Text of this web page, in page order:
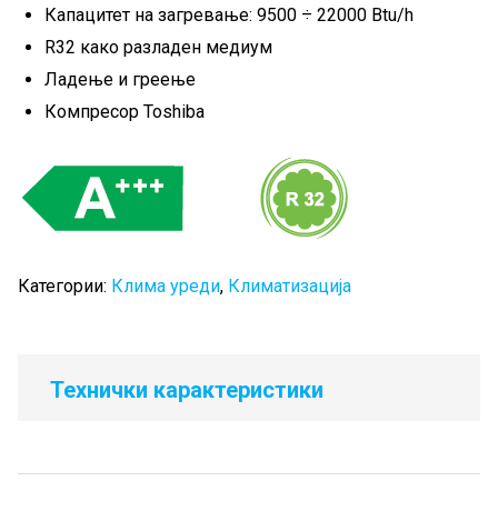
Капацитет на загревање: 9500 ÷ 22000 Btu/h
R32 како разладен медиум
Ладење и греење
Компресор Toshiba
Категории: Клима уреди, Климатизација
Технички карактеристики